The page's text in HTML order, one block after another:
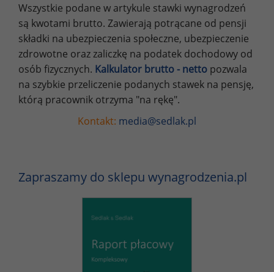
Wszystkie podane w artykule stawki wynagrodzeń
są kwotami brutto. Zawierają potrącane od pensji
składki na ubezpieczenia społeczne, ubezpieczenie
zdrowotne oraz zaliczkę na podatek dochodowy od
osób fizycznych. Kalkulator brutto - netto pozwala
na szybkie przeliczenie podanych stawek na pensję,
którą pracownik otrzyma "na rękę".
Kontakt: media@sedlak.pl
Zapraszamy do sklepu wynagrodzenia.pl